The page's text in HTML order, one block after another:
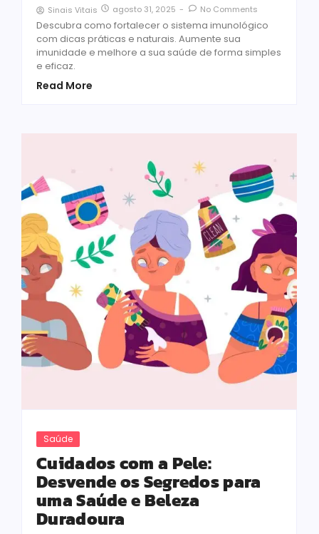
Sinais Vitais agosto 31, 2025 - No Comments
Descubra como fortalecer o sistema imunológico
com dicas práticas e naturais. Aumente sua
imunidade e melhore a sua saúde de forma simples
e eficaz.
Read More
Saúde
Cuidados com a Pele:
Desvende os Segredos para
uma Saúde e Beleza
Duradoura